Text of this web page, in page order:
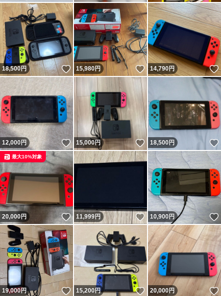
18,500円 いいね！
15,980円 いいね！
14,790円
12,000円 いいね！
15,000円 いいね！
18,500円
20,000円 いいね！
最大10%対象
11,999円 いいね！
10,900円
19,000円 いいね！
15,200円 いいね！
20,000円